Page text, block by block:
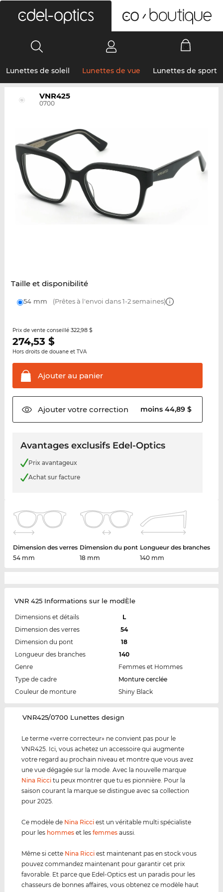
Lunettes de soleil Lunettes de vue Lunettes de sport
VNR425
0700
Taille et disponibilité
54 mm (Prêtes à l'envoi dans 1-2 semaines)
Prix de vente conseillé 322,98 $
274,53 $
Hors droits de douane et TVA
Ajouter au panier
Ajouter votrecorrection moins 44,89 $
Avantages exclusifs Edel-Optics
Prix avantageux
Achat sur facture
Dimension des verres
54 mm
Dimension du pont
18 mm
Longueur des branches
140 mm
VNR 425 Informations sur le modÈle
Dimensions et détails
L
Dimension des verres
54
Dimension du pont
18
Longueur des branches
140
Genre
Femmes et Hommes
Type de cadre
Monture cerclée
Couleur de monture
Shiny Black
‌VNR425/0700 Lunettes design
Le terme «verre correcteur» ne convient pas pour le
VNR425. Ici, vous achetez un accessoire qui augmente
votre regard au prochain niveau et montre que vous avez
une vue dégagée sur la mode. Avec la nouvelle marque
Nina Ricci tu peux montrer que tu es pionnière. Pour la
saison courant la marque se distingue avec sa collection
pour 2025.
Ce modèle de Nina Ricci est un véritable multi spécialiste
pour les hommes et lesfemmes aussi.
Même si cette Nina Ricci est maintenant pas en stock vous
pouvez commandez maintenant pour garantir cet prix
favorable. Et parce que Edel-Optics est un paradis pour les
chasseurs de bonnes affaires, vous obtenez ce modèle haut